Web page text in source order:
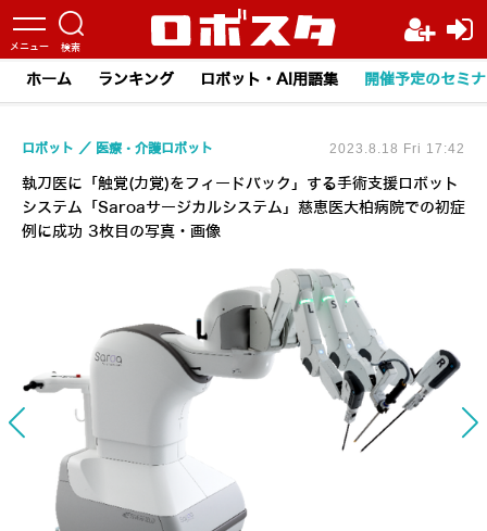
ホーム ランキング ロボット・AI用語集 開催予定のセミ
執刀医に「触覚(力覚)をフィードバック」する手術支援ロボット
システム「Saroaサージカルシステム」慈恵医大柏病院での初症
例に成功 3枚目の写真・画像
ロボット 医療・介護ロボット 2023.8.18 Fri 17:42